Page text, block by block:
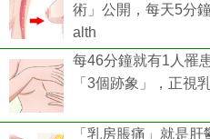
術」公開，每天5分
alth
每46分鐘就有1人罹
「3個跡象」，正視
「乳房脹痛」就是